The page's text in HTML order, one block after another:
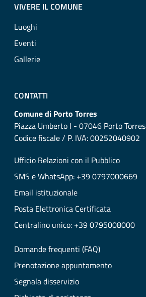
VIVERE IL COMUNE
Luoghi
Eventi
Gallerie
CONTATTI
Comune di Porto Torres
Piazza Umberto I - 07046 Porto Torres
Codice fiscale / P. IVA: 00252040902
Ufficio Relazioni con il Pubblico
SMS e WhatsApp: +39 0797000669
Email istituzionale
Posta Elettronica Certificata
Centralino unico: +39 0795008000
Domande frequenti (FAQ)
Prenotazione appuntamento
Segnala disservizio